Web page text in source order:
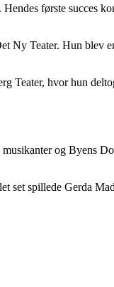
første
Ny Teater. Hun
hvor hun
og Byens
spillede Gerda